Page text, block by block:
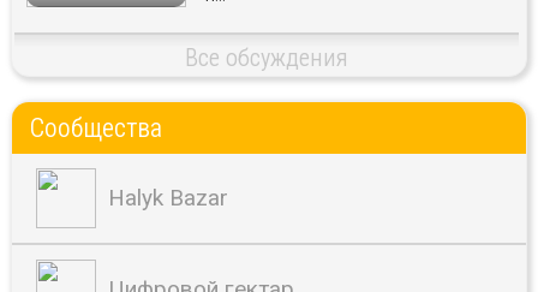
Все обсуждения
Сообщества
Halyk Bazar